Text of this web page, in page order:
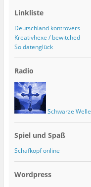
Linkliste
Deutschland kontrovers
Kreativhexe / bewitched
Soldatenglück
Radio
Schwarze Welle
Spiel und Spaß
Schafkopf online
Wordpress